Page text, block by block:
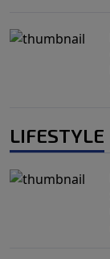
LIFESTYLE